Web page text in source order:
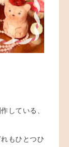
している、
もひとつひ